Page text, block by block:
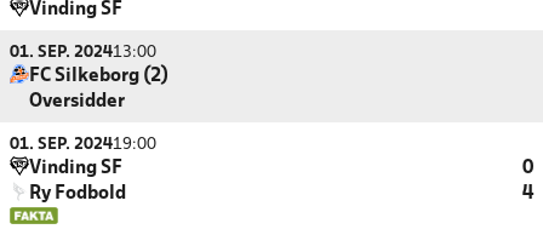
Vinding SF
01. SEP. 202413:00
FC Silkeborg (2)
Oversidder
01. SEP. 202419:00
Vinding SF
0
Ry Fodbold
4